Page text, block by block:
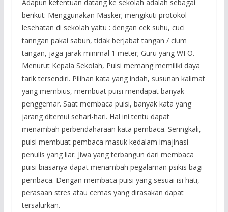
Adapun ketentuan datang ke sekolah adalah sebagai
berikut: Menggunakan Masker; mengikuti protokol
lesehatan di sekolah yaitu : dengan cek suhu, cuci
tanngan pakai sabun, tidak berjabat tangan / cium
tangan, jaga jarak minimal 1 meter; Guru yang WFO.
Menurut Kepala Sekolah, Puisi memang memiliki daya
tarik tersendiri. Pilihan kata yang indah, susunan kalimat
yang membius, membuat puisi mendapat banyak
penggemar. Saat membaca puisi, banyak kata yang
jarang ditemui sehari-hari. Hal ini tentu dapat
menambah perbendaharaan kata pembaca. Seringkali,
puisi membuat pembaca masuk kedalam imajinasi
penulis yang liar. Jiwa yang terbangun dari membaca
puisi biasanya dapat menambah pegalaman psikis bagi
pembaca. Dengan membaca puisi yang sesuai isi hati,
perasaan stres atau cemas yang dirasakan dapat
tersalurkan.